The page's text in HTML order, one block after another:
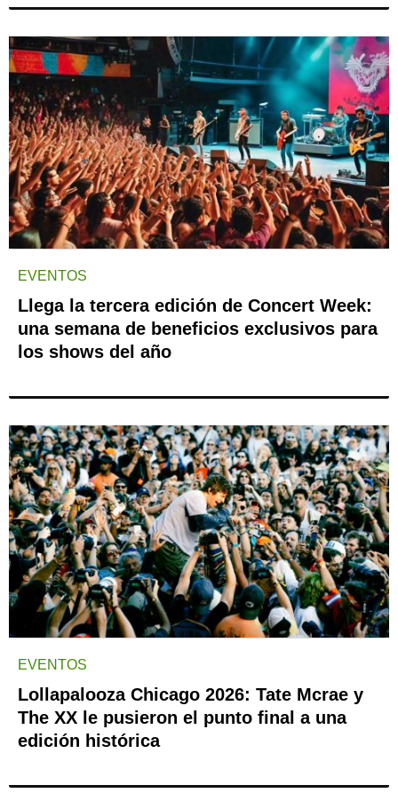
EVENTOS
Llega la tercera edición de Concert Week:
una semana de beneficios exclusivos para
los shows del año
EVENTOS
Lollapalooza Chicago 2026: Tate Mcrae y
The XX le pusieron el punto final a una
edición histórica